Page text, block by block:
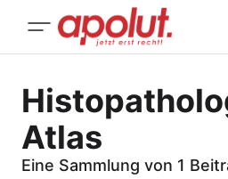
Atlas
Eine Sammlung von 1